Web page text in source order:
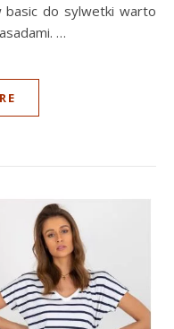
do sylwetki warto
…